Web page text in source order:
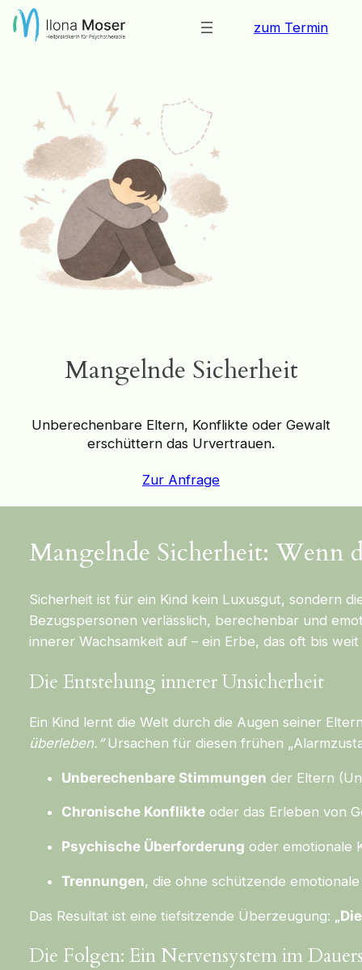
Zum
Inhalt
zum Termin
Mangelnde Sicherheit
Unberechenbare Eltern, Konflikte oder Gewalt
erschüttern das Urvertrauen.
Zur Anfrage
Mangelnde Sicherheit: Wenn
Sicherheit ist für ein Kind kein Luxusgut, sondern
Bezugspersonen verlässlich, berechenbar und
innerer Wachsamkeit auf – ein Erbe, das oft bis
Die Entstehung innerer Unsicherheit
Ein Kind lernt die Welt durch die Augen seiner
überleben.“Ursachen für diesen frühen
Unberechenbare Stimmungen der Eltern
Chronische Konflikteoder das Erleben von
Psychische Überforderung oder emotionale
Trennungen, die ohne schützende
Das Resultat ist eine tiefsitzende Überzeugung:
Die Folgen: Ein Nervensystem im